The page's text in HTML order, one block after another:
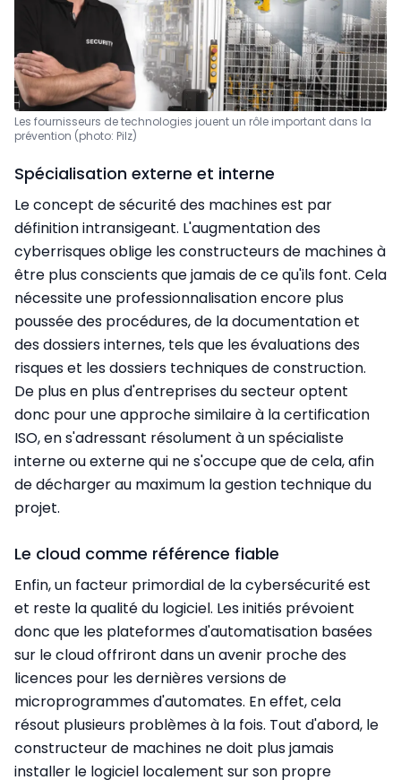
Les fournisseurs de technologies jouent un rôle important dans la
prévention (photo: Pilz)
Spécialisation externe et interne
Le concept de sécurité des machines est par
définition intransigeant. L'augmentation des
cyberrisques oblige les constructeurs de machines à
être plus conscients que jamais de ce qu'ils font. Cela
nécessite une professionnalisation encore plus
poussée des procédures, de la documentation et
des dossiers internes, tels que les évaluations des
risques et les dossiers techniques de construction.
De plus en plus d'entreprises du secteur optent
donc pour une approche similaire à la certification
ISO, en s'adressant résolument à un spécialiste
interne ou externe qui ne s'occupe que de cela, afin
de décharger au maximum la gestion technique du
projet.
Le cloud comme référence fiable
Enfin, un facteur primordial de la cybersécurité est
et reste la qualité du logiciel. Les initiés prévoient
donc que les plateformes d'automatisation basées
sur le cloud offriront dans un avenir proche des
licences pour les dernières versions de
microprogrammes d'automates. En effet, cela
résout plusieurs problèmes à la fois. Tout d'abord, le
constructeur de machines ne doit plus jamais
installer le logiciel localement sur son propre